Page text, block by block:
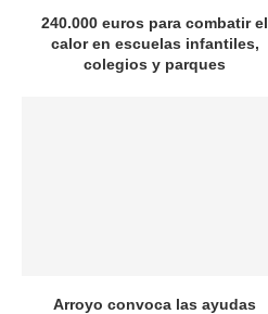
240.000 euros para combatir el
calor en escuelas infantiles,
colegios y parques
Arroyo convoca las ayudas